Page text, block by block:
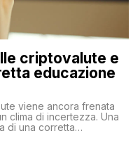
criptovalute e
educazione
viene ancora frenata
clima di incertezza. Una
di una corretta
ad una larga parte della